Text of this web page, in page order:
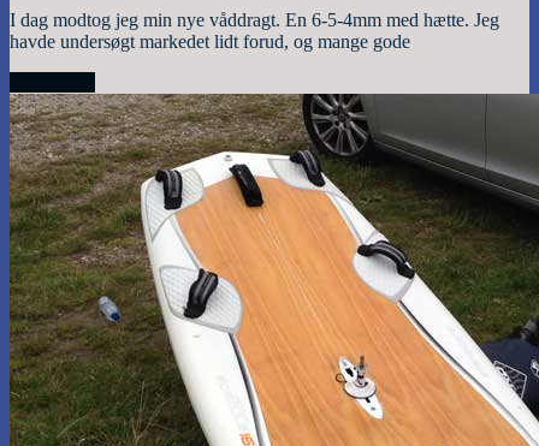
I dag modtog jeg min nye våddragt. En 6-5-4mm med hætte. Jeg
havde undersøgt markedet lidt forud, og mange gode